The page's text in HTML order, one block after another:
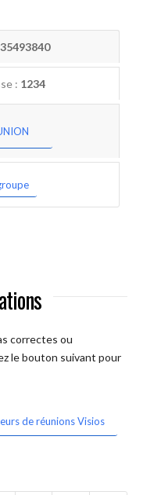
: 1234
correctes ou
le bouton suivant pour
de réunions Visios